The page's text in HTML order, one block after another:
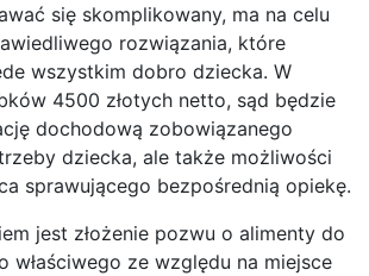
się skomplikowany, ma na celu
rozwiązania, które
wszystkim dobro dziecka. W
4500 złotych netto, sąd będzie
dochodową zobowiązanego
dziecka, ale także możliwości
sprawującego bezpośrednią opiekę.
jest złożenie pozwu o alimenty do
właściwego ze względu na miejsce